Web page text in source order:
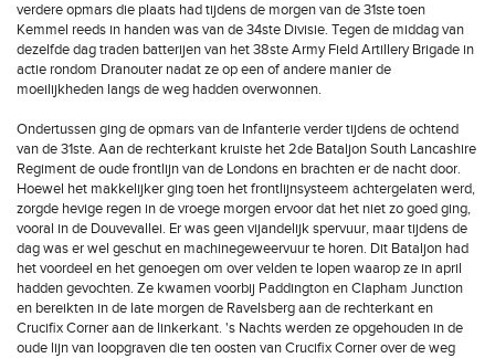
verdere opmars die plaats had tijdens de morgen van de 31ste toen
Kemmel reeds in handen was van de 34ste Divisie. Tegen de middag van
dezelfde dag traden batterijen van het 38ste Army Field Artillery Brigade in
actie rondom Dranouter nadat ze op een of andere manier de
moeilijkheden langs de weg hadden overwonnen.
Ondertussen ging de opmars van de Infanterie verder tijdens de ochtend
van de 31ste. Aan de rechterkant kruiste het 2de Bataljon South Lancashire
Regiment de oude frontlijn van de Londons en brachten er de nacht door.
Hoewel het makkelijker ging toen het frontlijnsysteem achtergelaten werd,
zorgde hevige regen in de vroege morgen ervoor dat het niet zo goed ging,
vooral in de Douvevallei. Er was geen vijandelijk spervuur, maar tijdens de
dag was er wel geschut en machinegeweervuur te horen. Dit Bataljon had
het voordeel en het genoegen om over velden te lopen waarop ze in april
hadden gevochten. Ze kwamen voorbij Paddington en Clapham Junction
en bereikten in de late morgen de Ravelsberg aan de rechterkant en
Crucifix Corner aan de linkerkant. 's Nachts werden ze opgehouden in de
oude lijn van loopgraven die ten oosten van Crucifix Corner over de weg